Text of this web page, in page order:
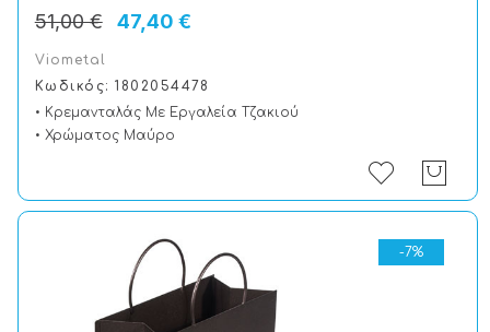
47,40 €
51,00 €
Viometal
Κωδικός: 1802054478
• Κρεμανταλάς Με Εργαλεία Τζακιού
• Χρώματος Μαύρο
-7%